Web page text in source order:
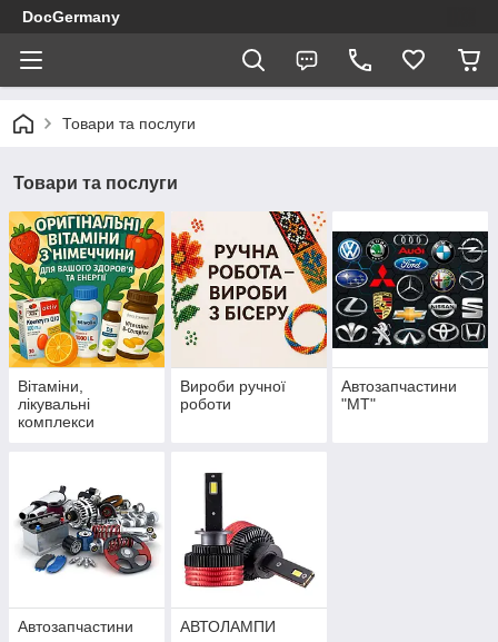
DocGermany
Товари та послуги
Товари та послуги
Вітаміни,
лікувальні
комплекси
Вироби ручної
роботи
Автозапчастини
"МТ"
Автозапчастини АВТОЛАМПИ